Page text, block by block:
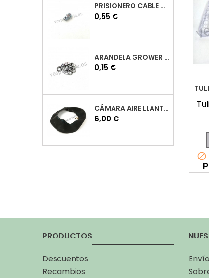
PRISIONERO CABLE CAMBIO VESPA
Precio
0,55 €
ARANDELA GROWER M7 INOX VESPA
Precio
0,15 €
CÁMARA AIRE LLANTA 10 VESPA
Precio
6,00 €

PRODUCTOS
Descuentos
Recambios